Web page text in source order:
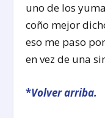
uno de los
coño mejor
eso me paso
en vez de una
*Volver arriba.